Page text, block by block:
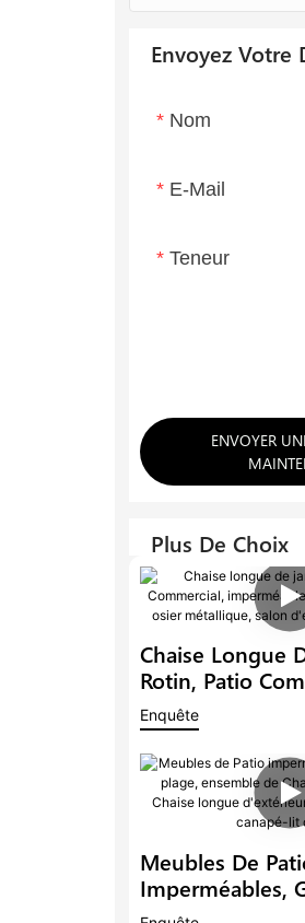
Envoyez Votre
Nom
E-Mail
Teneur
ENVOYER
Plus De Choix
Chaise Longue
Rotin, Patio
Imperméable,
Jardin, En Osier
Salon
Repos
Enquête
Meubles De
Imperméables,
Plage, Ensemble